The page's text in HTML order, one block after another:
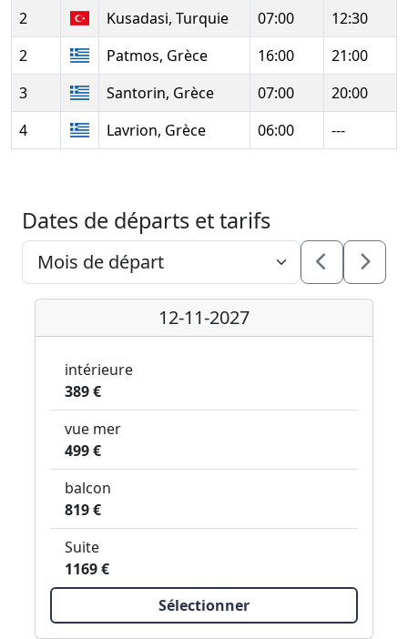
2
Kusadasi, Turquie 07:00
12:30
2
Patmos, Grèce 16:00
21:00
3
Santorin, Grèce 07:00
20:00
4
Lavrion, Grèce 06:00 ---
Dates de départs et tarifs
12-11-2027
intérieure
389 €
vue mer
499 €
balcon
819 €
Suite
1169 €
Sélectionner